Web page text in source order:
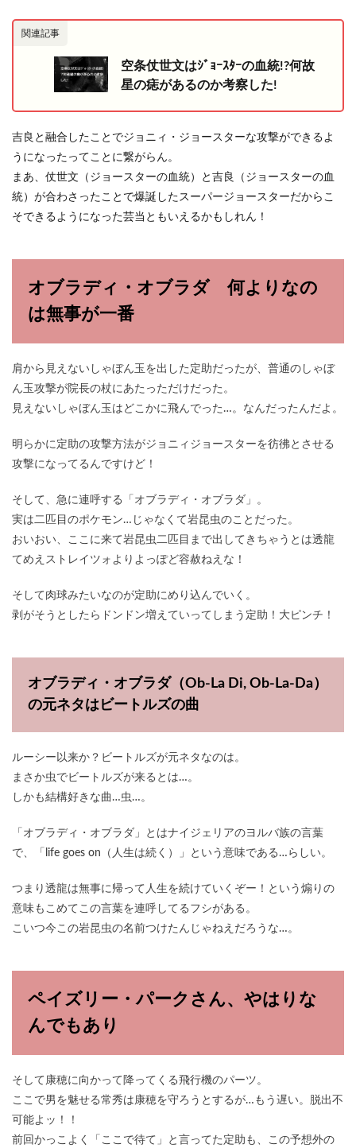
関連記事
空条仗世文はｼﾞｮｰｽﾀｰの血統!?何故
星の痣があるのか考察した!
吉良と融合したことでジョニィ・ジョースターな攻撃ができるよ
うになったってことに繋がらん。
まあ、仗世文（ジョースターの血統）と吉良（ジョースターの血
統）が合わさったことで爆誕したスーパージョースターだからこ
そできるようになった芸当ともいえるかもしれん！
オブラディ・オブラダ 何よりなの
は無事が一番
肩から見えないしゃぼん玉を出した定助だったが、普通のしゃぼ
ん玉攻撃が院長の杖にあたっただけだった。
見えないしゃぼん玉はどこかに飛んでった…。なんだったんだよ。
明らかに定助の攻撃方法がジョニィジョースターを彷彿とさせる
攻撃になってるんですけど！
そして、急に連呼する「オブラディ・オブラダ」。
実は二匹目のポケモン…じゃなくて岩昆虫のことだった。
おいおい、ここに来て岩昆虫二匹目まで出してきちゃうとは透龍
てめえストレイツォよりよっぽど容赦ねえな！
そして肉球みたいなのが定助にめり込んでいく。
剥がそうとしたらドンドン増えていってしまう定助！大ピンチ！
オブラディ・オブラダ（Ob-La Di, Ob-La-Da）
の元ネタはビートルズの曲
ルーシー以来か？ビートルズが元ネタなのは。
まさか虫でビートルズが来るとは…。
しかも結構好きな曲…虫…。
「オブラディ・オブラダ」とはナイジェリアのヨルバ族の言葉
で、「life goes on（人生は続く）」という意味である…らしい。
つまり透龍は無事に帰って人生を続けていくぞー！という煽りの
意味もこめてこの言葉を連呼してるフシがある。
こいつ今この岩昆虫の名前つけたんじゃねえだろうな…。
ペイズリー・パークさん、やはりな
んでもあり
そして康穂に向かって降ってくる飛行機のパーツ。
ここで男を魅せる常秀は康穂を守ろうとするが…もう遅い。脱出不
可能よッ！！
前回かっこよく「ここで待て」と言ってた定助も、この予想外の